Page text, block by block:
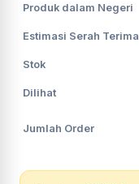
Produk dalam Negeri
Estimasi Serah Terima
Stok
Dilihat
Jumlah Order